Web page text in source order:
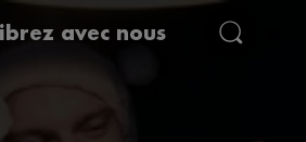
avec nous